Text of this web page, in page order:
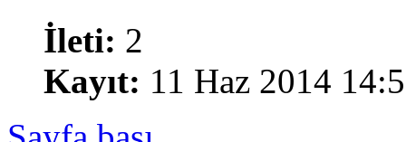
İleti: 2
Kayıt: 11 Haz 2014